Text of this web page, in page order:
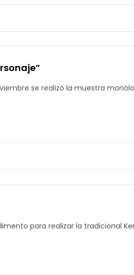
se realizó la muestra
para realizar la tradicional